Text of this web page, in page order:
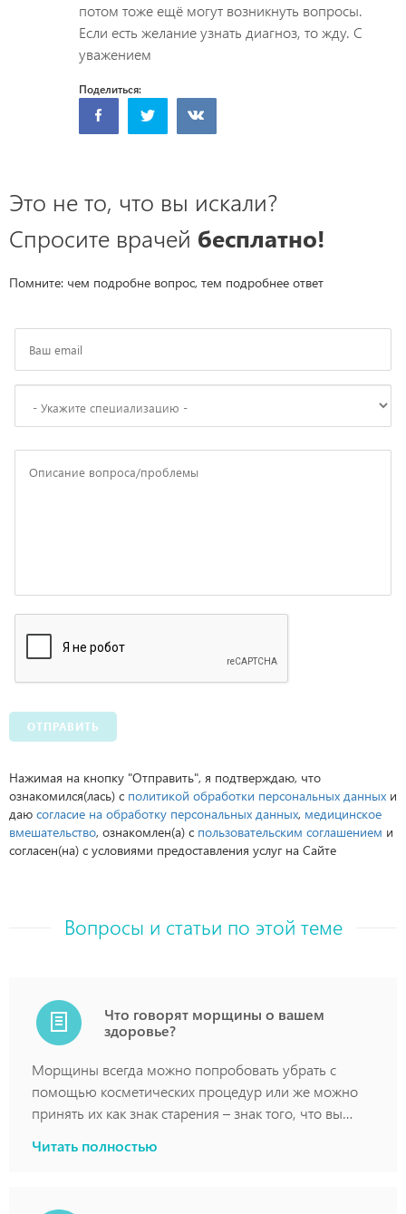
потом тоже ещё могут возникнуть вопросы.
Если есть желание узнать диагноз, то жду. С
уважением
Поделиться:
Это не то, что вы искали?
Спросите врачей бесплатно!
Помните: чем подробне вопрос, тем подробнее ответ
ОТПРАВИТЬ
Нажимая на кнопку "Отправить", я подтверждаю, что
ознакомился(лась) с политикой обработки персональных данных и
даю согласие на обработку персональных данных, медицинское
вмешательство, ознакомлен(а) с пользовательским соглашением и
согласен(на) с условиями предоставления услуг на Сайте
Вопросы и статьи по этой теме
Что говорят морщины о вашем
здоровье?
Морщины всегда можно попробовать убрать с
помощью косметических процедур или же можно
принять их как знак старения – знак того, что вы
что некоторые морщины характерны только для
развития остеопороза.
Читать полностью